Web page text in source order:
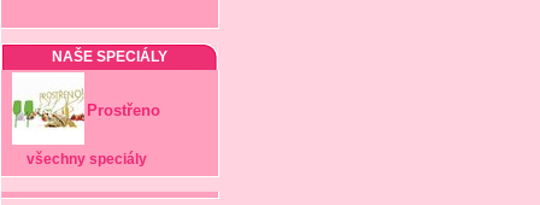
NAŠE SPECIÁLY
Prostřeno
všechny speciály